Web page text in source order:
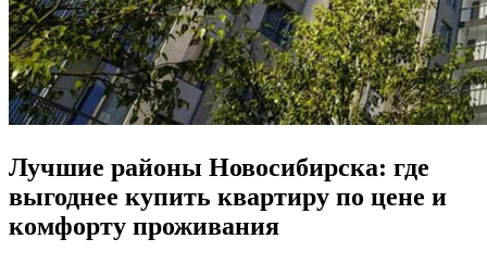
Лучшие районы Новосибирска: где
выгоднее купить квартиру по цене и
комфорту проживания